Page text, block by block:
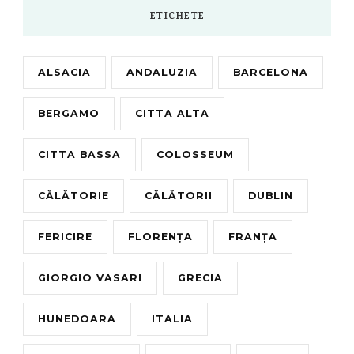
ETICHETE
ALSACIA ANDALUZIA BARCELONA
BERGAMO CITTA ALTA
CITTA BASSA COLOSSEUM
CĂLĂTORIE CĂLĂTORII DUBLIN
FERICIRE FLORENȚA FRANȚA
GIORGIO VASARI GRECIA
HUNEDOARA ITALIA